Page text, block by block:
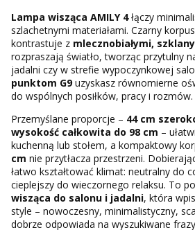
Lampa wisząca AMILY 4łączy
szlachetnymi materiałami. Czarny
kontrastuje z mlecznobiałymi,
rozpraszają światło, tworząc przytulny
jadalni czy w strefie wypoczynkowej
punktom G9uzyskasz równomierne
do wspólnych posiłków, pracy i rozmów.
Przemyślane proporcje – 44 cm
wysokość całkowita do 98 cm –
kuchenną lub stołem, a kompaktowy
cm nie przytłacza przestrzeni.
łatwo kształtować klimat: neutralny do
cieplejszy do wieczornego relaksu. To
wisząca do salonu i jadalni, która
style – nowoczesny, minimalistyczny,
dobrze odpowiada na wyszukiwane